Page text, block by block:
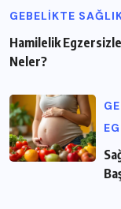
GEBELIKTE
Hamilelik
Neler?